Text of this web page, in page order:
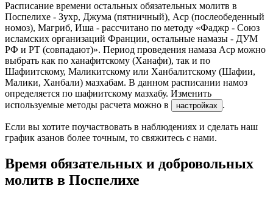
Расписание времени остальных обязательных молитв в
Поспелихе - Зухр, Джума (пятничный), Аср (послеобеденный
номоз), Магриб, Иша - рассчитано по методу «Фаджр - Союз
исламских организаций Франции, остальные намазы - ДУМ
РФ и РТ (совпадают)». Период проведения намаза Аср можно
выбрать как по ханафитскому (Ханафи), так и по
Шафиитскому, Маликитскому или Ханбалитскому (Шафии,
Малики, Ханбали) мазхабам. В данном расписании намоз
определяется по шафиитскому мазхабу. Изменить
используемые методы расчета можно в
настройках .
Если вы хотите поучаствовать в наблюдениях и сделать наш
график азанов более точным, то свяжитесь с нами.
Время обязательных и добровольных
молитв в Поспелихе